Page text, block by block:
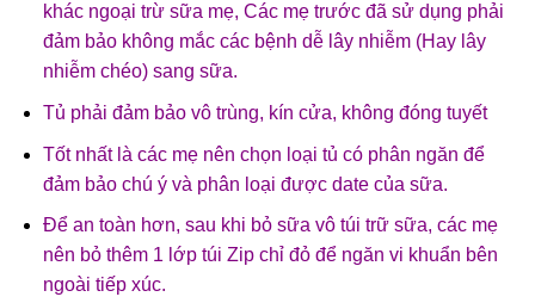
khác ngoại trừ sữa mẹ, Các mẹ trước đã sử dụng phải
đảm bảo không mắc các bệnh dễ lây nhiễm (Hay lây
nhiễm chéo) sang sữa.
Tủ phải đảm bảo vô trùng, kín cửa, không đóng tuyết
Tốt nhất là các mẹ nên chọn loại tủ có phân ngăn để
đảm bảo chú ý và phân loại được date của sữa.
Để an toàn hơn, sau khi bỏ sữa vô túi trữ sữa, các mẹ
nên bỏ thêm 1 lớp túi Zip chỉ đỏ để ngăn vi khuẩn bên
ngoài tiếp xúc.